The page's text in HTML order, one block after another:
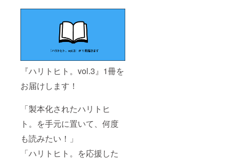
『ハリトヒト。vol.3』1冊を
お届けします！
「製本化されたハリトヒ
ト。を手元に置いて、何度
も読みたい！」
「ハリトヒト。を応援した